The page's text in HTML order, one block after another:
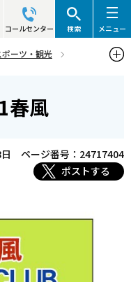
コールセンター 検索 メニュー
ーツ・観光
春風
ページ番号：24717404
ポストする